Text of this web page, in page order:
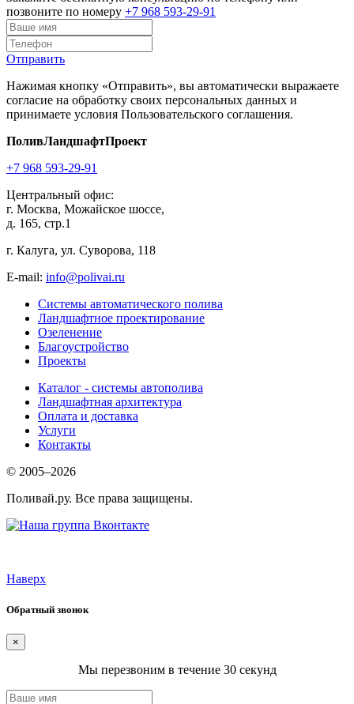
позвоните по номеру +7 968 593-29-91
Отправить
Нажимая кнопку «Отправить», вы автоматически выражаете
согласие на обработку своих персональных данных и
принимаете условия Пользовательского соглашения.
ПоливЛандшафтПроект
+7 968 593-29-91
Центральный офис:
г. Москва, Можайское шоссе,
д. 165, стр.1
г. Калуга, ул. Суворова, 118
E-mail: info@polivai.ru
Системы автоматического полива
Ландшафтное проектирование
Озеленение
Благоустройство
Проекты
Каталог - системы автополива
Ландшафтная архитектура
Оплата и доставка
Услуги
Контакты
© 2005–2026
Поливай.ру. Все права защищены.
Наверх
Обратный звонок
×
Мы перезвоним в течение 30 секунд